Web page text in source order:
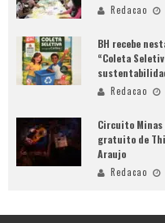
Redacao
BH recebe
“Coleta
Redacao
Circuito Minas
gratuito de
Araujo
Redacao